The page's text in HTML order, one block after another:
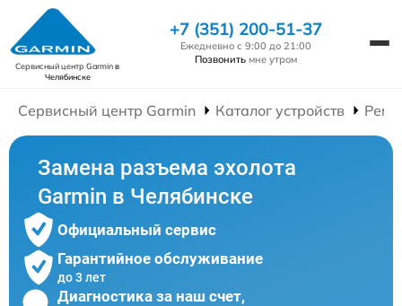
Сервисный центр Garminв
Челябинске
+7 (351) 200-51-37
Ежедневно с 9:00 до 21:00
Позвонить мне утром
Сервисный центр Garmin Каталог устройств
Замена разъема эхолота
Garmin в Челябинске
Официальный сервис
Гарантийное обслуживание
до 3 лет
Диагностика за наш счет,